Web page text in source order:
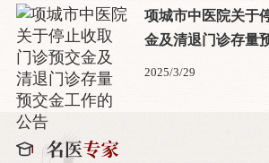
项城市中医院关于
金及清退门诊存量
2025/3/29